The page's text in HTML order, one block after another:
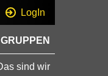
LogIn
GRUPPEN
sind wir